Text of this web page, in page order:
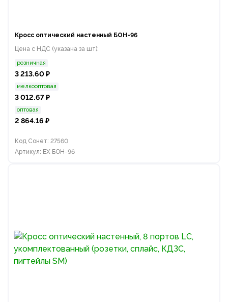
Кросс оптический настенный БОН-96
Цена с НДС (указана за шт):
розничная
3 213.60 ₽
мелкооптовая
3 012.67 ₽
оптовая
2 864.16 ₽
Код Сонет: 27560
Артикул: EX БОН-96